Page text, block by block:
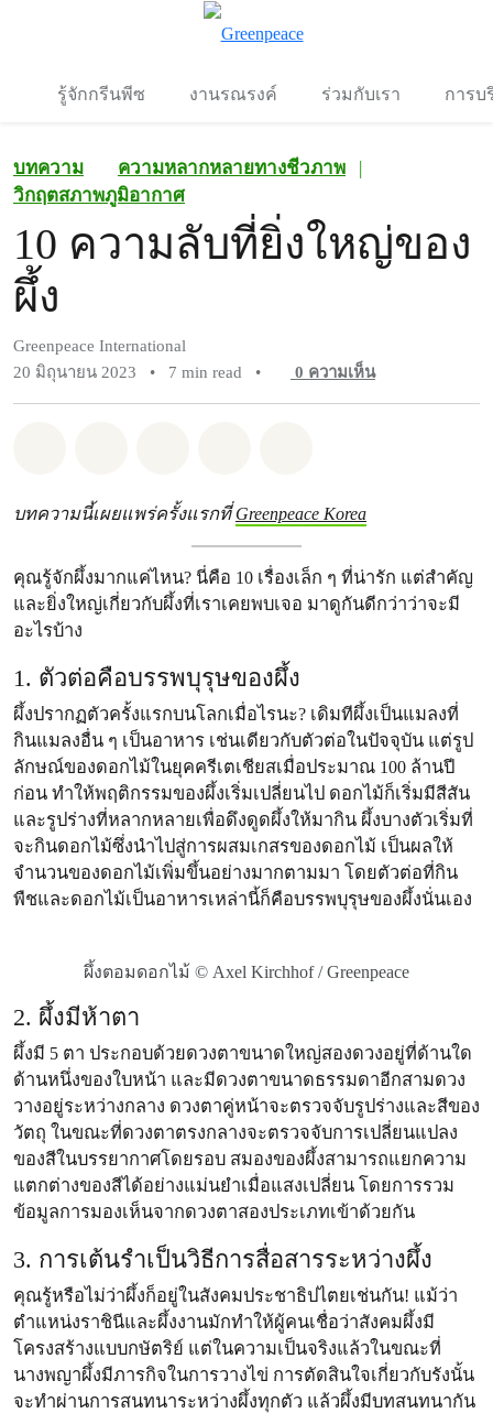
รู้จักกรีนพีซ งานรณรงค์ ร่วมกับเรา การบ
บทความ ความหลากหลายทางชีวภาพ
|
วิกฤตสภาพภูมิอากาศ
10 ความลับที่ยิ่งใหญ่ของ
ผึ้ง
Greenpeace International
20 มิถุนายน 2023
• 7 min read • 0 ความเห็น
บทความนี้เผยแพร่ครั้งแรกที่Greenpeace Korea
คุณรู้จักผึ้งมากแค่ไหน? นี่คือ 10 เรื่องเล็ก ๆ ที่น่ารัก แต่สำคัญ
และยิ่งใหญ่เกี่ยวกับผึ้งที่เราเคยพบเจอ มาดูกันดีกว่าว่าจะมี
อะไรบ้าง
1. ตัวต่อคือบรรพบุรุษของผึ้ง
ผึ้งปรากฏตัวครั้งแรกบนโลกเมื่อไรนะ? เดิมทีผึ้งเป็นแมลงที่
กินแมลงอื่น ๆ เป็นอาหาร เช่นเดียวกับตัวต่อในปัจจุบัน แต่รูป
ลักษณ์ของดอกไม้ในยุคครีเตเชียสเมื่อประมาณ 100 ล้านปี
ก่อน ทำให้พฤติกรรมของผึ้งเริ่มเปลี่ยนไป ดอกไม้ก็เริ่มมีสีสัน
และรูปร่างที่หลากหลายเพื่อดึงดูดผึ้งให้มากิน ผึ้งบางตัวเริ่มที่
จะกินดอกไม้ซึ่งนำไปสู่การผสมเกสรของดอกไม้ เป็นผลให้
จำนวนของดอกไม้เพิ่มขึ้นอย่างมากตามมา โดยตัวต่อที่กิน
พืชและดอกไม้เป็นอาหารเหล่านี้ก็คือบรรพบุรุษของผึ้งนั่นเอง
ผึ้งตอมดอกไม้ © Axel Kirchhof / Greenpeace
2. ผึ้งมีห้าตา
ผึ้งมี 5 ตา ประกอบด้วยดวงตาขนาดใหญ่สองดวงอยู่ที่ด้านใด
ด้านหนึ่งของใบหน้า และมีดวงตาขนาดธรรมดาอีกสามดวง
วางอยู่ระหว่างกลาง ดวงตาคู่หน้าจะตรวจจับรูปร่างและสีของ
วัตถุ ในขณะที่ดวงตาตรงกลางจะตรวจจับการเปลี่ยนแปลง
ของสีในบรรยากาศโดยรอบ สมองของผึ้งสามารถแยกความ
แตกต่างของสีได้อย่างแม่นยำเมื่อแสงเปลี่ยน โดยการรวม
ข้อมูลการมองเห็นจากดวงตาสองประเภทเข้าด้วยกัน
3. การเต้นรำเป็นวิธีการสื่อสารระหว่างผึ้ง
คุณรู้หรือไม่ว่าผึ้งก็อยู่ในสังคมประชาธิปไตยเช่นกัน! แม้ว่า
ตำแหน่งราชินีและผึ้งงานมักทำให้ผู้คนเชื่อว่าสังคมผึ้งมี
โครงสร้างแบบกษัตริย์ แต่ในความเป็นจริงแล้วในขณะที่
นางพญาผึ้งมีภารกิจในการวางไข่ การตัดสินใจเกี่ยวกับรังนั้น
จะทำผ่านการสนทนาระหว่างผึ้งทุกตัว แล้วผึ้งมีบทสนทนากัน